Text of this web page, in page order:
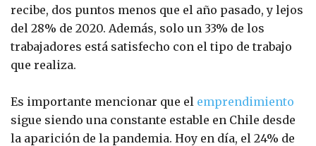
recibe, dos puntos menos que el año pasado, y lejos
del 28% de 2020. Además, solo un 33% de los
trabajadores está satisfecho con el tipo de trabajo
que realiza.
Es importante mencionar que el emprendimiento
sigue siendo una constante estable en Chile desde
la aparición de la pandemia. Hoy en día, el 24% de